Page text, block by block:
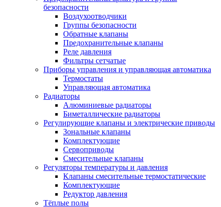
безопасности
Воздухоотводчики
Группы безопасности
Обратные клапаны
Предохранительные клапаны
Реле давления
Фильтры сетчатые
Приборы управления и управляющая автоматика
Термостаты
Управляющая автоматика
Радиаторы
Алюминиевые радиаторы
Биметаллические радиаторы
Регулирующие клапаны и электрические приводы
Зональные клапаны
Комплектующие
Сервоприводы
Смесительные клапаны
Регуляторы температуры и давления
Клапаны смесительные термостатические
Комплектующие
Редуктор давления
Тёплые полы